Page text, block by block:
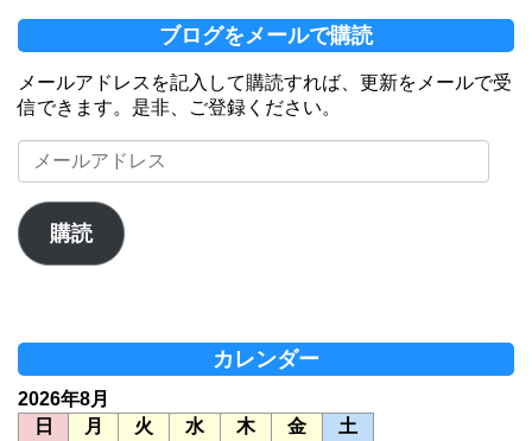
ブログをメールで購読
メールアドレスを記入して購読すれば、更新をメールで受
信できます。是非、ご登録ください。
メ
ー
ア
ド
購読
カレンダー
2026年8月
日
月 火 水 木 金
土